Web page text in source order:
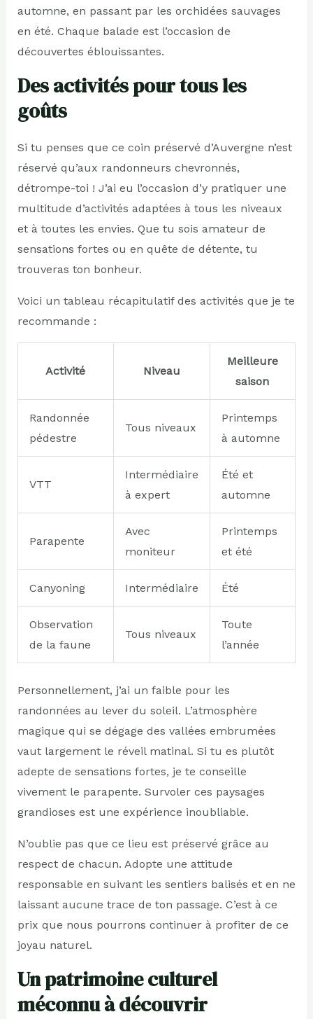
automne, en passant par les orchidées sauvages
en été. Chaque balade est l’occasion de
découvertes éblouissantes.
Des activités pour tous les
goûts
Si tu penses que ce coin préservé d’Auvergne n’est
réservé qu’aux randonneurs chevronnés,
détrompe-toi ! J’ai eu l’occasion d’y pratiquer une
multitude d’activités adaptées à tous les niveaux
et à toutes les envies. Que tu sois amateur de
sensations fortes ou en quête de détente, tu
trouveras ton bonheur.
Voici un tableau récapitulatif des activités que je te
recommande :
Activité Niveau
Meilleure
saison
Randonnée
pédestre
Tous niveaux
Printemps
à automne
VTT
Intermédiaire
à expert
Été et
automne
Parapente
Avec
moniteur
Printemps
et été
Canyoning Intermédiaire Été
Observation
de la faune
Tous niveaux
Toute
l’année
Personnellement, j’ai un faible pour les
randonnées au lever du soleil. L’atmosphère
magique qui se dégage des vallées embrumées
vaut largement le réveil matinal. Si tu es plutôt
adepte de sensations fortes, je te conseille
vivement le parapente. Survoler ces paysages
grandioses est une expérience inoubliable.
N’oublie pas que ce lieu est préservé grâce au
respect de chacun. Adopte une attitude
responsable en suivant les sentiers balisés et en ne
laissant aucune trace de ton passage. C’est à ce
prix que nous pourrons continuer à profiter de ce
joyau naturel.
Un patrimoine culturel
méconnu à découvrir